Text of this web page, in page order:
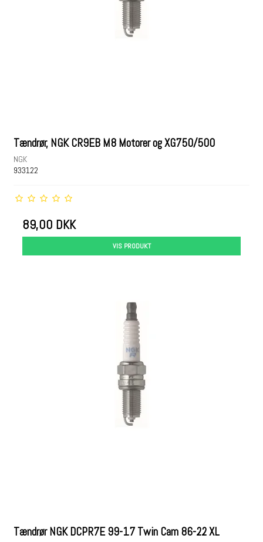
Tændrør, NGK CR9EB M8 Motorer og XG750/500
NGK
933122
89,00 DKK
VIS PRODUKT
Tændrør NGK DCPR7E 99-17 Twin Cam 86-22 XL